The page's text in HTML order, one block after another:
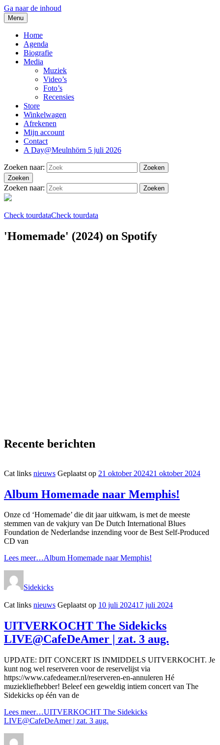
Ga naar de inhoud
thesidekicks.nl
Blues And More uit Meulnhorn
Menu
Home
Agenda
Biografie
Media
Muziek
Video’s
Foto’s
Recensies
Store
Winkelwagen
Afrekenen
Mijn account
Contact
A Day@Meulnhörn 5 juli 2026
Zoeken naar:
Zoeken
Zoeken
Zoeken naar: Zoeken
Check tourdataCheck tourdata
'Homemade' (2024) on Spotify
Recente berichten
Cat links nieuws Geplaatst op 21 oktober 202421 oktober 2024
Album Homemade naar Memphis!
Onze cd ‘Homemade’ die dit jaar uitkwam, is met de meeste
stemmen van de vakjury van De Dutch International Blues
Foundation de Nederlandse inzending voor de Best Self-Produced
CD van
Lees meer…Album Homemade naar Memphis!
Sidekicks
Cat links nieuws Geplaatst op 10 juli 202417 juli 2024
UITVERKOCHT The Sidekicks
LIVE@CafeDeAmer | zat. 3 aug.
UPDATE: DIT CONCERT IS INMIDDELS UITVERKOCHT. Je
kunt nog wel reserveren voor de reservelijst via
https://www.cafedeamer.nl/reserveren-en-annuleren Hé
muziekliefhebber! Beleef een geweldig intiem concert van The
Sidekicks op één van de
Lees meer…UITVERKOCHT The Sidekicks
LIVE@CafeDeAmer | zat. 3 aug.